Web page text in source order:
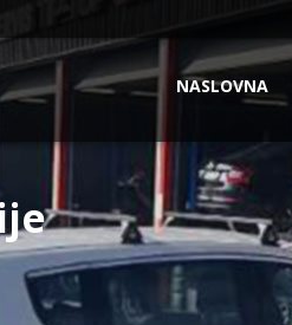
NASLOVNA